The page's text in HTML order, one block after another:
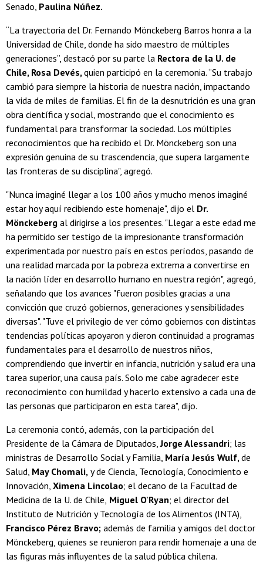
Senado, Paulina Núñez.
“La trayectoria del Dr. Fernando Mönckeberg Barros honra a la
Universidad de Chile, donde ha sido maestro de múltiples
generaciones”, destacó por su parte la Rectora de la U. de
Chile, Rosa Devés,quien participó en la ceremonia. “Su trabajo
cambió para siempre la historia de nuestra nación, impactando
la vida de miles de familias. El fin de la desnutrición es una gran
obra científica y social, mostrando que el conocimiento es
fundamental para transformar la sociedad. Los múltiples
reconocimientos que ha recibido el Dr. Mönckeberg son una
expresión genuina de su trascendencia, que supera largamente
las fronteras de su disciplina", agregó.
"Nunca imaginé llegar a los 100 años y mucho menos imaginé
estar hoy aquí recibiendo este homenaje", dijo el Dr.
Mönckeberg al dirigirse a los presentes. "Llegar a este edad me
ha permitido ser testigo de la impresionante transformación
experimentada por nuestro país en estos períodos, pasando de
una realidad marcada por la pobreza extrema a convertirse en
la nación líder en desarrollo humano en nuestra región", agregó,
señalando que los avances "fueron posibles gracias a una
convicción que cruzó gobiernos, generaciones y sensibilidades
diversas". "Tuve el privilegio de ver cómo gobiernos con distintas
tendencias políticas apoyaron y dieron continuidad a programas
fundamentales para el desarrollo de nuestros niños,
comprendiendo que invertir en infancia, nutrición y salud era una
tarea superior, una causa país. Solo me cabe agradecer este
reconocimiento con humildad y hacerlo extensivo a cada una de
las personas que participaron en esta tarea", dijo.
La ceremonia contó, además, con la participación del
Presidente de la Cámara de Diputados,Jorge Alessandri; las
ministras de Desarrollo Social y Familia, María Jesús Wulf,de
Salud, May Chomali, y de Ciencia, Tecnología, Conocimiento e
Innovación, Ximena Lincolao; el decano de la Facultad de
Medicina de la U. de Chile, Miguel O'Ryan; el director del
Instituto de Nutrición y Tecnología de los Alimentos (INTA),
Francisco Pérez Bravo; además de familia y amigos del doctor
Mönckeberg, quienes se reunieron para rendir homenaje a una de
las figuras más influyentes de la salud pública chilena.